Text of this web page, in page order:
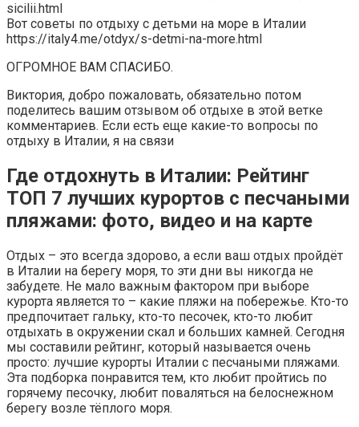
sicilii.html
Вот советы по отдыху с детьми на море в Италии
https://italy4.me/otdyx/s-detmi-na-more.html
ОГРОМНОЕ ВАМ СПАСИБО.
Виктория, добро пожаловать, обязательно потом
поделитесь вашим отзывом об отдыхе в этой ветке
комментариев. Если есть еще какие-то вопросы по
отдыху в Италии, я на связи
Где отдохнуть в Италии: Рейтинг
ТОП 7 лучших курортов с песчаными
пляжами: фото, видео и на карте
Отдых – это всегда здорово, а если ваш отдых пройдёт
в Италии на берегу моря, то эти дни вы никогда не
забудете. Не мало важным фактором при выборе
курорта является то – какие пляжи на побережье. Кто-то
предпочитает гальку, кто-то песочек, кто-то любит
отдыхать в окружении скал и больших камней. Сегодня
мы составили рейтинг, который называется очень
просто: лучшие курорты Италии с песчаными пляжами.
Эта подборка понравится тем, кто любит пройтись по
горячему песочку, любит поваляться на белоснежном
берегу возле тёплого моря.